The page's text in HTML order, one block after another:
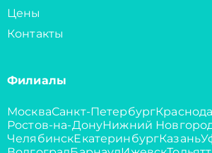
Цены
Контакты
Филиалы
МоскваСанкт-Петербург
Ростов-на-ДонуНижний
ЧелябинскЕкатеринбургКазань